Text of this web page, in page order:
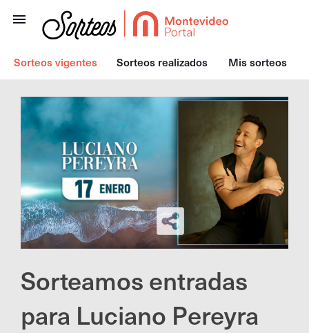
Sorteos vigentes Sorteos realizados Mis sorteos
Sorteamos entradas
para Luciano Pereyra